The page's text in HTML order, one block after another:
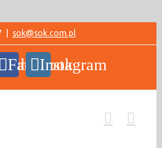
sok@sok.com.pl
FacebookInstagram